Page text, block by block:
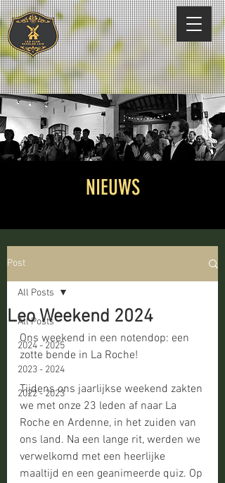
NIEUWS
Post
All Posts
2024 - 2025
2023 - 2024
2022 - 2023
All Posts
Leo Weekend 2024
Ons weekend in een notendop: een
zotte bende in La Roche!
Tijdens ons jaarlijkse weekend zakten
we met onze 23 leden af naar La
Roche en Ardenne, in het zuiden van
ons land. Na een lange rit, werden we
verwelkomd met een heerlijke
maaltijd en een geanimeerde quiz. Op